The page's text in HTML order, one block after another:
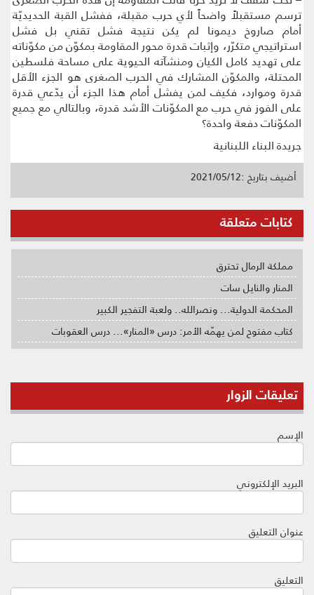
ترسم مستقبلاً واضحاً لأي حرب مقبلة، ففشل القبة الحديديّة
أمام صاروخ ديمونا لم يكن نتيجة فشل تقني بل فشل
استراتيجي متكرّر، وإثبات قدرة محور المقاومة بمكوّن من مكوّناته
على تهديد كامل الكيان ومنشآته الحيوية على مساحة فلسطين
المحتلة، والمكوّن المشارك في الحرب الصغرى هو الجزء الأقل
قدرة وموارد، فكيف لمن يفشل أمام هذا الجزء أن يدّعي قدرة
على الفوز في حرب مع المكوّنات الأشد قدرة، وبالتالي مع جميع
المكوّنات دفعة واحدة؟
جريدة البناء اللبنانية
أضيف بتاريخ :2021/05/12
كتابات متعلقة
مملكة الرمال تحترق
المنار والنايل سات
المحكمة الدولية... ونصرالله.. ولعبة التفجير الكبير
كتاب مفتوح لمن يهمّه الأمر: درس «المنار»... درس العقوبات
تعليقات الزوار
الإسم
البريد الإلكتروني
عنوان التعليق
التعليق